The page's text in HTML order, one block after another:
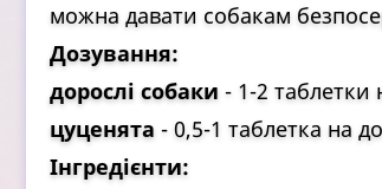
можна давати собакам
Дозування:
дорослі собаки - 1-2 таблетки
цуценята - 0,5-1 таблетка на
Інгредієнти: